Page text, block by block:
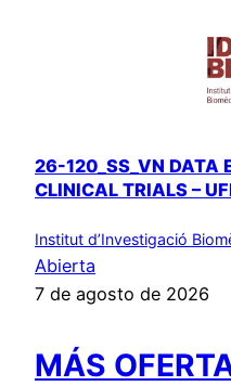
26-120_SS_VN DATA
CLINICAL TRIALS –
Institut d’Investigació
Abierta
7 de agosto de 2026
MÁS